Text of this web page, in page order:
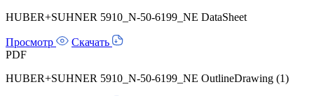
HUBER+SUHNER 5910_N-50-6199_NE DataSheet
Просмотр
Скачать
PDF
HUBER+SUHNER 5910_N-50-6199_NE OutlineDrawing (1)